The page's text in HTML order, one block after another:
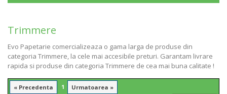
Trimmere
Evo Papetarie comercializeaza o gama larga de produse din
categoria Trimmere, la cele mai accesibile preturi. Garantam livrare
rapida si produse din categoria Trimmere de cea mai buna calitate !
« Precedenta 1 Urmatoarea »